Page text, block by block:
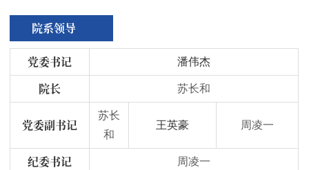
院系领导
党委书记 潘伟杰
院长 苏长和
党委副书记
苏长
和
王英豪 周凌一
纪委书记 周凌一